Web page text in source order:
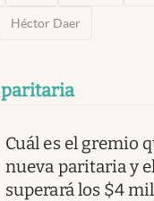
Héctor Daer
paritaria
Cuál es el gremio
nueva paritaria y
superará los $4